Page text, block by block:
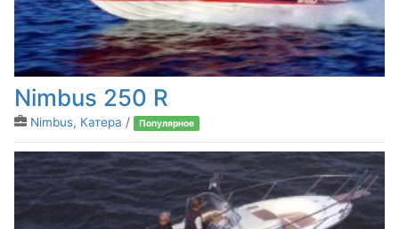
Nimbus 250 R
Nimbus, Катера / Популярное